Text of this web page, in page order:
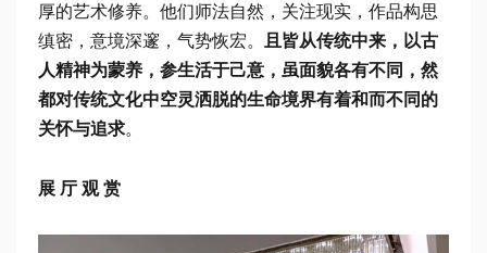
厚的艺术修养。他们师法自然，关注现实，作品构思
缜密，意境深邃，气势恢宏。
且皆从传统中来，以古
人精神为蒙养，参生活于己意，虽面貌各有不同，然
都对传统文化中空灵洒脱的生命境界有着和而不同的
关怀与追求。
展 厅 观 赏